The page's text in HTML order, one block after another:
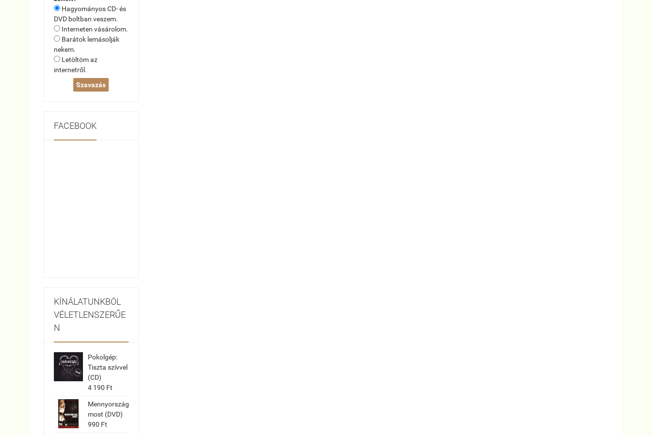
Hagyományos CD- és
DVD boltban veszem.
Interneten vásárolom.
Barátok lemásolják
nekem.
Letöltöm az
internetről.
FACEBOOK
KÍNÁLATUNKBÓL
VÉLETLENSZERŰE
N
Pokolgép:
Tiszta szívvel
(CD)
4 190 Ft
Mennyország
most (DVD)
990 Ft